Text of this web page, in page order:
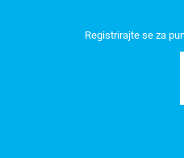
Registrirajte se za